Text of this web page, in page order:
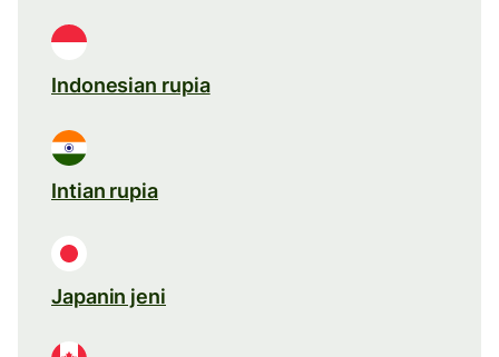
Indonesian rupia
Intian rupia
Japanin jeni